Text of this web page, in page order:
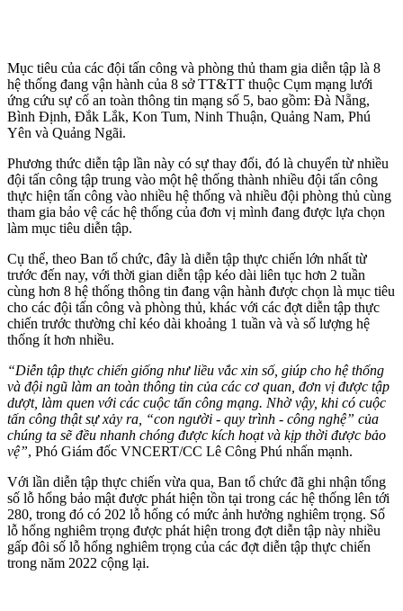
Mục tiêu của các đội tấn công và phòng thủ tham gia diễn tập là 8
hệ thống đang vận hành của 8 sở TT&TT thuộc Cụm mạng lưới
ứng cứu sự cố an toàn thông tin mạng số 5, bao gồm: Đà Nẵng,
Bình Định, Đắk Lắk, Kon Tum, Ninh Thuận, Quảng Nam, Phú
Yên và Quảng Ngãi.
Phương thức diễn tập lần này có sự thay đổi, đó là chuyển từ nhiều
đội tấn công tập trung vào một hệ thống thành nhiều đội tấn công
thực hiện tấn công vào nhiều hệ thống và nhiều đội phòng thủ cùng
tham gia bảo vệ các hệ thống của đơn vị mình đang được lựa chọn
làm mục tiêu diễn tập.
Cụ thể, theo Ban tổ chức, đây là diễn tập thực chiến lớn nhất từ
trước đến nay, với thời gian diễn tập kéo dài liên tục hơn 2 tuần
cùng hơn 8 hệ thống thông tin đang vận hành được chọn là mục tiêu
cho các đội tấn công và phòng thủ, khác với các đợt diễn tập thực
chiến trước thường chỉ kéo dài khoảng 1 tuần và và số lượng hệ
thống ít hơn nhiều.
“Diễn tập thực chiến giống như liều vắc xin số, giúp cho hệ thống
và đội ngũ làm an toàn thông tin của các cơ quan, đơn vị được tập
dượt, làm quen với các cuộc tấn công mạng. Nhờ vậy, khi có cuộc
tấn công thật sự xảy ra, “con người - quy trình - công nghệ” của
chúng ta sẽ đều nhanh chóng được kích hoạt và kịp thời được bảo
vệ”, Phó Giám đốc VNCERT/CC Lê Công Phú nhấn mạnh.
Với lần diễn tập thực chiến vừa qua, Ban tổ chức đã ghi nhận tổng
số lỗ hổng bảo mật được phát hiện tồn tại trong các hệ thống lên tới
280, trong đó có 202 lỗ hổng có mức ảnh hưởng nghiêm trọng. Số
lỗ hổng nghiêm trọng được phát hiện trong đợt diễn tập này nhiều
gấp đôi số lỗ hổng nghiêm trọng của các đợt diễn tập thực chiến
trong năm 2022 cộng lại.